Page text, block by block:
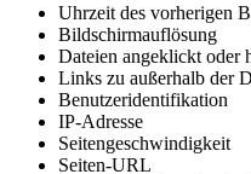
Uhrzeit des vorherigen
Bildschirmauflösung
Dateien angeklickt oder
Links zu außerhalb der
Benutzeridentifikation
IP-Adresse
Seitengeschwindigkeit
Seiten-URL